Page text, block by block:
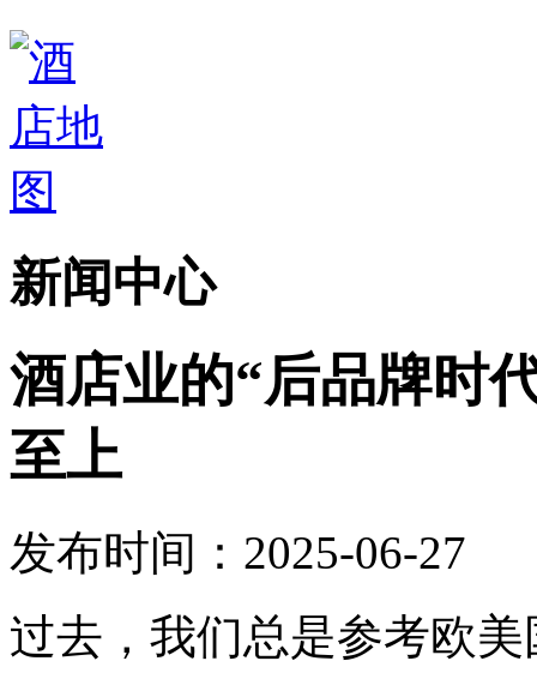
新闻中心
酒店业的“后品牌时
至上
发布时间：2025-06-27
过去，我们总是参考欧